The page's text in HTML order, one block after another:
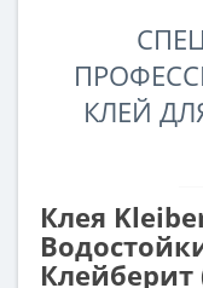
КЛЕЙ
Клея
Клейберит